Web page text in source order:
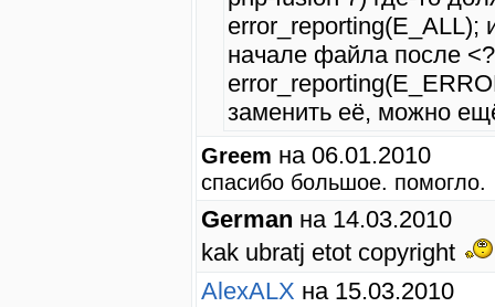
error_reporting(E_ALL);
начале файла после
заменить её, можно
Greem на 06.01.2010
спасибо большое. помогло.
German на 14.03.2010
kak ubratj etot copyright
AlexALX на 15.03.2010